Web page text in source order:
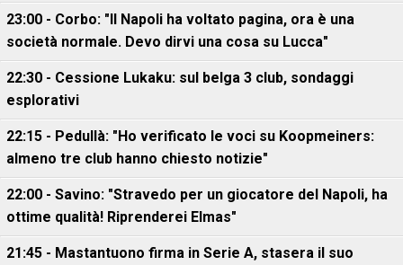
23:00 - Corbo: "Il Napoli ha voltato pagina, ora è una
società normale. Devo dirvi una cosa su Lucca"
22:30 - Cessione Lukaku: sul belga 3 club, sondaggi
esplorativi
22:15 - Pedullà: "Ho verificato le voci su Koopmeiners:
almeno tre club hanno chiesto notizie"
22:00 - Savino: "Stravedo per un giocatore del Napoli, ha
ottime qualità! Riprenderei Elmas"
21:45 - Mastantuono firma in Serie A, stasera il suo